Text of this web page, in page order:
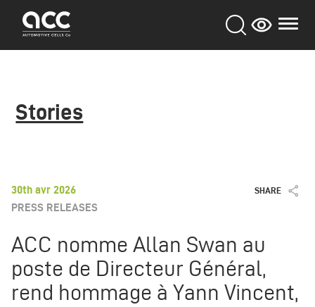
contenu
Stories
30th avr 2026
PRESS RELEASES
SHARE
ACC nomme Allan Swan au
poste de Directeur Général,
rend hommage à Yann Vincent,